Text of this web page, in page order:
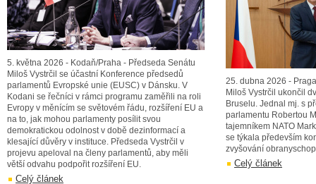
5. května 2026 - Kodaň/Praha - Předseda Senátu
Miloš Vystrčil se účastní Konference předsedů
parlamentů Evropské unie (EUSC) v Dánsku. V
Kodani se řečníci v rámci programu zaměřili na roli
Evropy v měnícím se světovém řádu, rozšíření EU a
na to, jak mohou parlamenty posílit svou
demokratickou odolnost v době dezinformací a
klesající důvěry v instituce. Předseda Vystrčil v
projevu apeloval na členy parlamentů, aby měli
větší odvahu podpořit rozšíření EU.
Celý článek
25. dubna 2026 -
Miloš Vystrčil ukončil
Bruselu. Jednal mj. s
parlamentu Robertou
tajemníkem NATO
se týkala především
zvyšování
Celý článek